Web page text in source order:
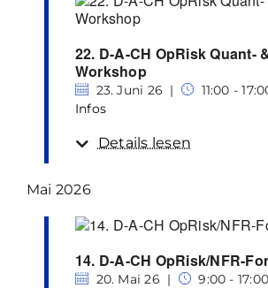
22. D-A-CH OpRisk Quant-
Workshop
23. Juni 26 | 11:00 -
Infos
Details lesen
Mai 2026
14. D-A-CH OpRisk/NFR-
20. Mai 26 | 9:00 -